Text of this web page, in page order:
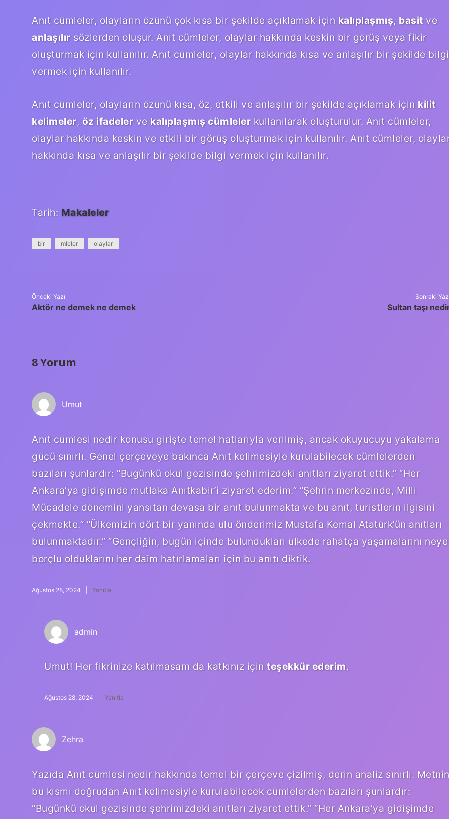
Anıt cümleler, olayların özünü çok kısa bir şekilde açıklamak için kalıplaşmış, basitve
anlaşılırsözlerden oluşur. Anıt cümleler, olaylar hakkında keskin bir görüş veya fikir
oluşturmak için kullanılır. Anıt cümleler, olaylar hakkında kısa ve anlaşılır bir şekilde bilgi
vermek için kullanılır.
Anıt cümleler, olayların özünü kısa, öz, etkili ve anlaşılır bir şekilde açıklamak için kilit
kelimeler, öz ifadelerve kalıplaşmış cümlelerkullanılarak oluşturulur. Anıt cümleler,
olaylar hakkında keskin ve etkili bir görüş oluşturmak için kullanılır. Anıt cümleler,
hakkında kısa ve anlaşılır bir şekilde bilgi vermek için kullanılır.
Tarih: Makaleler
bir mleler olaylar
Önceki Yazı
Aktör ne demek ne demek
Sonraki
Sultan taşı
8 Yorum
Umut
Anıt cümlesi nedir konusu girişte temel hatlarıyla verilmiş, ancak okuyucuyu yakalama
gücü sınırlı. Genel çerçeveye bakınca Anıt kelimesiyle kurulabilecek cümlelerden
bazıları şunlardır: “Bugünkü okul gezisinde şehrimizdeki anıtları ziyaret ettik.” “Her
Ankara’ya gidişimde mutlaka Anıtkabir’i ziyaret ederim.” “Şehrin merkezinde, Milli
Mücadele dönemini yansıtan devasa bir anıt bulunmakta ve bu anıt, turistlerin ilgisini
çekmekte.” “Ülkemizin dört bir yanında ulu önderimiz Mustafa Kemal Atatürk’ün anıtları
bulunmaktadır.” “Gençliğin, bugün içinde bulundukları ülkede rahatça yaşamalarını neye
borçlu olduklarını her daim hatırlamaları için bu anıtı diktik.
Ağustos 28, 2024 Yanıtla
admin
Umut! Her fikrinize katılmasam da katkınız için teşekkür ederim.
Ağustos 28, 2024 Yanıtla
Zehra
Yazıda Anıt cümlesi nedir hakkında temel bir çerçeve çizilmiş, derin analiz sınırlı.
bu kısmı doğrudan Anıt kelimesiyle kurulabilecek cümlelerden bazıları şunlardır:
“Bugünkü okul gezisinde şehrimizdeki anıtları ziyaret ettik.” “Her Ankara’ya gidişimde